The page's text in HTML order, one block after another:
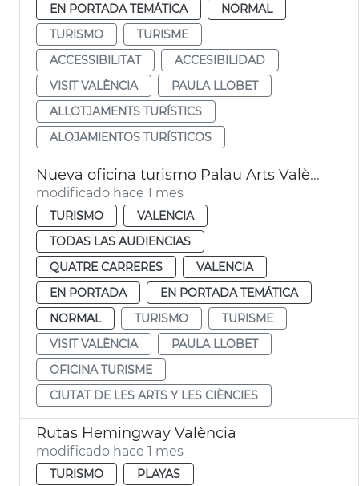
EN PORTADA TEMÁTICA
NORMAL
TURISMO
TURISME
ACCESSIBILITAT
ACCESIBILIDAD
VISIT VALÈNCIA
PAULA LLOBET
ALLOTJAMENTS TURÍSTICS
ALOJAMIENTOS TURÍSTICOS
Nueva oficina turismo Palau Arts València
modificado hace 1 mes
TURISMO
VALENCIA
TODAS LAS AUDIENCIAS
QUATRE CARRERES
VALENCIA
EN PORTADA
EN PORTADA TEMÁTICA
NORMAL
TURISMO
TURISME
VISIT VALÈNCIA
PAULA LLOBET
OFICINA TURISME
CIUTAT DE LES ARTS Y LES CIÈNCIES
Rutas Hemingway València
modificado hace 1 mes
TURISMO PLAYAS